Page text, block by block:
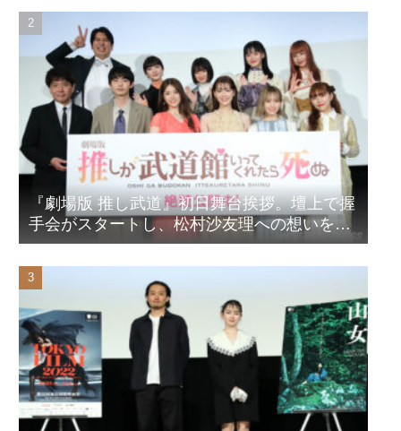
『劇場版 推し武道』初日舞台挨拶。壇上で握
手会がスタートし、松村沙友理への想いをア
ピール！？